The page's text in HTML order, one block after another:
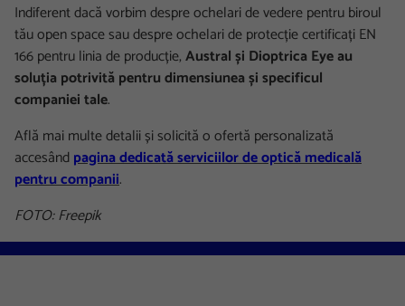
Indiferent dacă vorbim despre ochelari de vedere pentru biroul
tău open space sau despre ochelari de protecție certificați EN
166 pentru linia de producție,Austral și Dioptrica Eye au
soluția potrivită pentru dimensiunea și specificul
companiei tale.
Află mai multe detalii și solicită o ofertă personalizată
accesândpagina dedicată serviciilor de optică medicală
pentru companii.
FOTO: Freepik